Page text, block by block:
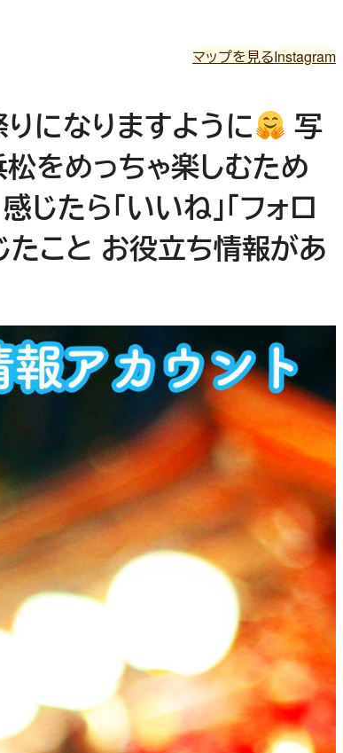
マップを見るInstagram
になりますように
写
をめっちゃ楽しむため
たら「いいね」「フォロ
こと お役立ち情報があ